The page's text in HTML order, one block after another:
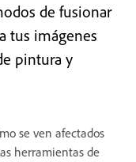
de fusionar
tus imágenes
pintura y
se ven afectados
herramientas de